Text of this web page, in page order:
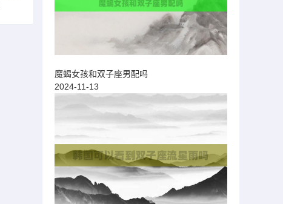
魔蝎女孩和双子座男配吗
2024-11-13